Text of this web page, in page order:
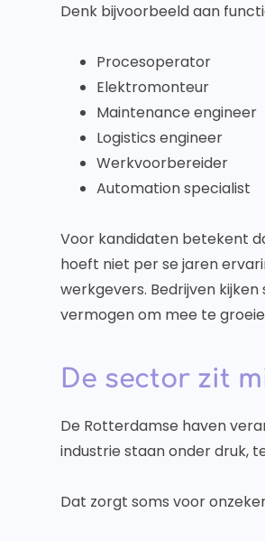
Denk bijvoorbeeld aan
Procesoperator
Elektromonteur
Maintenance engineer
Logistics engineer
Werkvoorbereider
Automation specialist
Voor kandidaten betekent
hoeft niet per se jaren
werkgevers. Bedrijven
vermogen om mee te
De sector zit
De Rotterdamse haven
industrie staan onder druk,
Dat zorgt soms voor